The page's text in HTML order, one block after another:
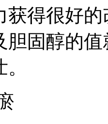
获得很好
胆固醇的